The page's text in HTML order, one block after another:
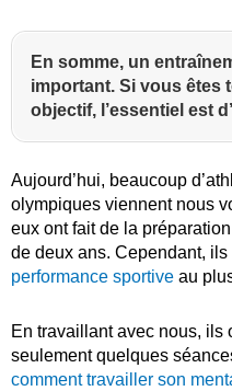
En somme, un
important. Si vous êtes
objectif, l’essentiel est
Aujourd’hui, beaucoup
olympiques viennent nous
eux ont fait de la
de deux ans. Cependant, ils
performance sportive au
En travaillant avec nous, ils
seulement quelques
comment travailler son